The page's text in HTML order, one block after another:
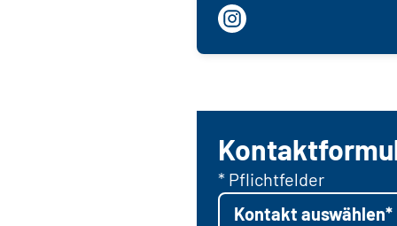
* Pflichtfelder
Kontakt auswählen*